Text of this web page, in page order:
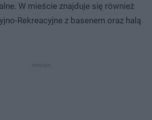
W mieście znajduje się również
Rekreacyjne z basenem oraz halą